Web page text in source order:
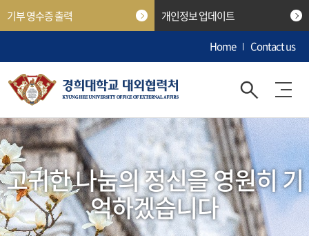
기부 영수증 출력 개인정보 업데이트
Home Contact us
고귀한 나눔의 정신을 영원히 기
억하겠습니다